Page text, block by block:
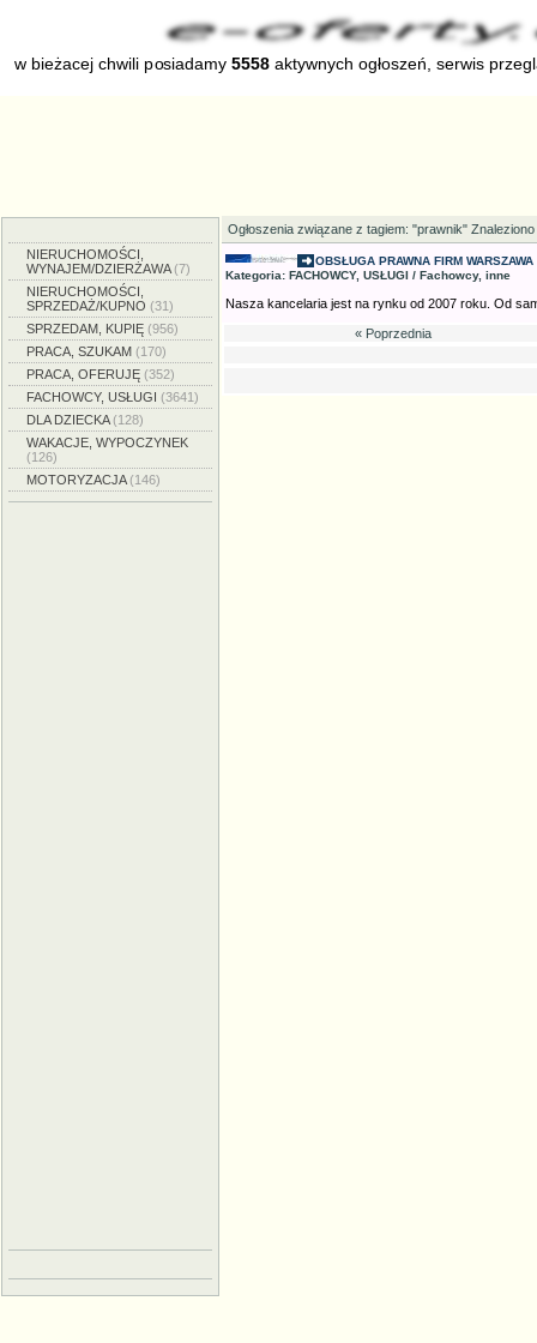
w bieżacej chwili posiadamy5558 aktywnych ogłoszeń, serwis
NIERUCHOMOŚCI,
WYNAJEM/DZIERŻAWA(7)
NIERUCHOMOŚCI,
SPRZEDAŻ/KUPNO (31)
SPRZEDAM, KUPIĘ (956)
PRACA, SZUKAM (170)
PRACA, OFERUJĘ (352)
FACHOWCY, USŁUGI (3641)
DLA DZIECKA(128)
WAKACJE, WYPOCZYNEK
(126)
MOTORYZACJA(146)
Ogłoszenia związane z tagiem: "prawnik" Znaleziono
OBSŁUGA PRAWNA FIRM
Kategoria: FACHOWCY, USŁUGI / Fachowcy, inne
Nasza kancelaria jest na rynku od 2007 roku. Od
« Poprzednia